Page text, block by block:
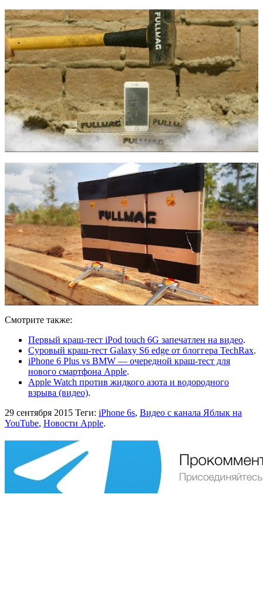
Смотрите также:
Первый краш-тест iPod touch 6G запечатлен на видео.
Суровый краш-тест Galaxy S6 edge от блоггера TechRax.
iPhone 6 Plus vs BMW — очередной краш-тест для
нового смартфона Apple.
Apple Watch против жидкого азота и водородного
взрыва (видео).
29 сентября 2015 Теги: iPhone 6s, Видео с канала Яблык на
YouTube, Новости Apple.